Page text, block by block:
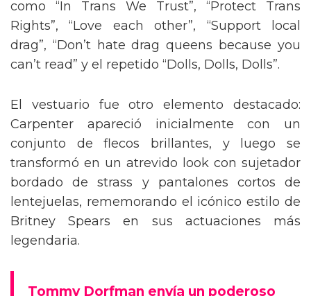
como “In Trans We Trust”, “Protect Trans
Rights”, “Love each other”, “Support local
drag”, “Don’t hate drag queens because you
can’t read” y el repetido “Dolls, Dolls, Dolls”.
El vestuario fue otro elemento destacado:
Carpenter apareció inicialmente con un
conjunto de flecos brillantes, y luego se
transformó en un atrevido look con sujetador
bordado de strass y pantalones cortos de
lentejuelas, rememorando el icónico estilo de
Britney Spears en sus actuaciones más
legendaria.
Tommy Dorfman envía un poderoso